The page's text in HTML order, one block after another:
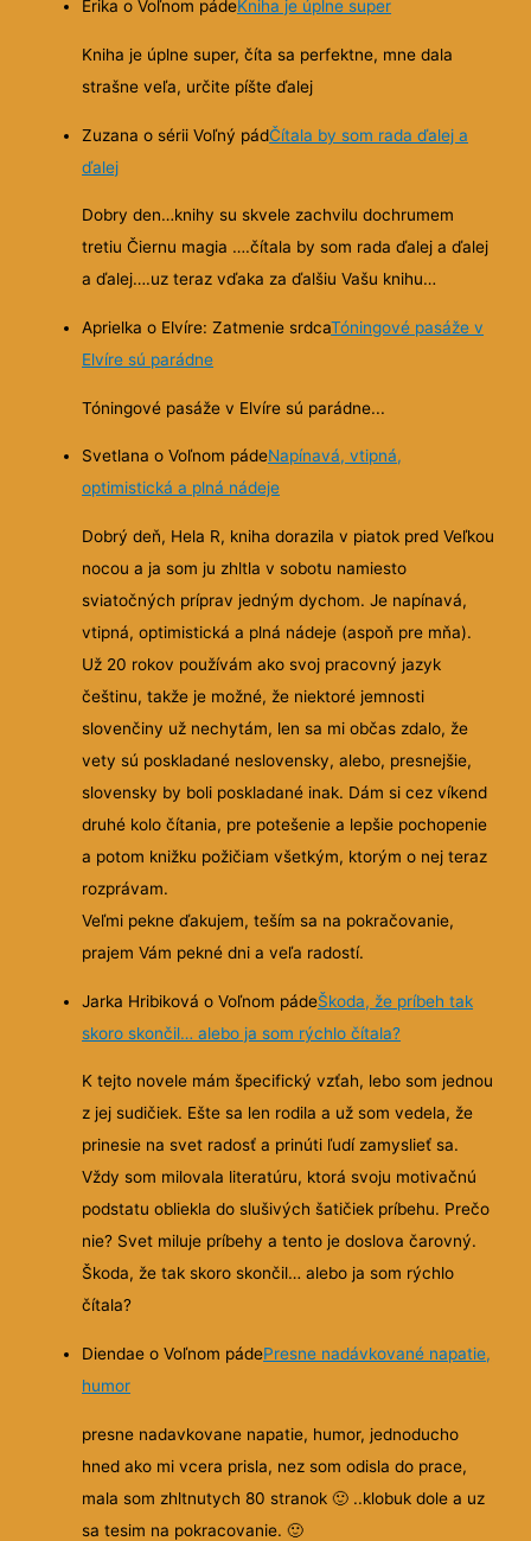
Erika o Voľnom pádeKniha je úplne super
Kniha je úplne super, číta sa perfektne, mne dala
strašne veľa, určite píšte ďalej
Zuzana o sérii Voľný pádČítala by som rada ďalej a
ďalej
Dobry den…knihy su skvele zachvilu dochrumem
tretiu Čiernu magia ….čítala by som rada ďalej a ďalej
a ďalej….uz teraz vďaka za ďalšiu Vašu knihu…
Aprielka o Elvíre: Zatmenie srdcaTóningové pasáže v
Elvíre sú parádne
Tóningové pasáže v Elvíre sú parádne...
Svetlana o Voľnom pádeNapínavá, vtipná,
optimistická a plná nádeje
Dobrý deň, Hela R, kniha dorazila v piatok pred Veľkou
nocou a ja som ju zhltla v sobotu namiesto
sviatočných príprav jedným dychom. Je napínavá,
vtipná, optimistická a plná nádeje (aspoň pre mňa).
Už 20 rokov používám ako svoj pracovný jazyk
češtinu, takže je možné, že niektoré jemnosti
slovenčiny už nechytám, len sa mi občas zdalo, že
vety sú poskladané neslovensky, alebo, presnejšie,
slovensky by boli poskladané inak. Dám si cez víkend
druhé kolo čítania, pre potešenie a lepšie pochopenie
a potom knižku požičiam všetkým, ktorým o nej teraz
rozprávam.
Veľmi pekne ďakujem, teším sa na pokračovanie,
prajem Vám pekné dni a veľa radostí.
Jarka Hribiková o Voľnom pádeŠkoda, že príbeh tak
skoro skončil… alebo ja som rýchlo čítala?
K tejto novele mám špecifický vzťah, lebo som jednou
z jej sudičiek. Ešte sa len rodila a už som vedela, že
prinesie na svet radosť a prinúti ľudí zamyslieť sa.
Vždy som milovala literatúru, ktorá svoju motivačnú
podstatu obliekla do slušivých šatičiek príbehu. Prečo
nie? Svet miluje príbehy a tento je doslova čarovný.
Škoda, že tak skoro skončil… alebo ja som rýchlo
čítala?
Diendae o Voľnom pádePresne nadávkované napatie,
humor
presne nadavkovane napatie, humor, jednoducho
hned ako mi vcera prisla, nez som odisla do prace,
mala som zhltnutych 80 stranok🙂 ..klobuk dole a uz
sa tesim na pokracovanie.🙂